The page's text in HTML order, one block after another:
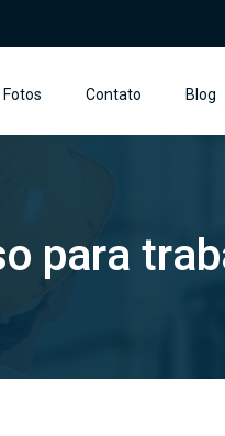
Fotos Contato Blog
para